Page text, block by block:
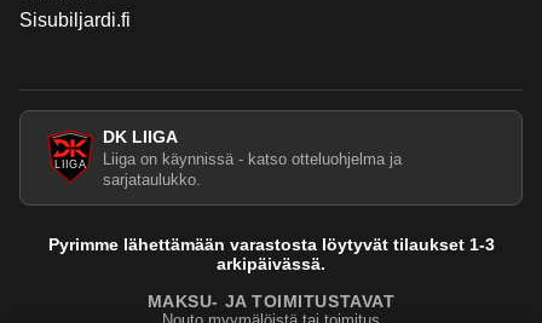
Sisubiljardi.fi
DK LIIGA
Liiga on käynnissä - katso otteluohjelma ja
sarjataulukko.
Pyrimme lähettämään varastosta löytyvät tilaukset 1-3
arkipäivässä.
MAKSU- JA TOIMITUSTAVAT